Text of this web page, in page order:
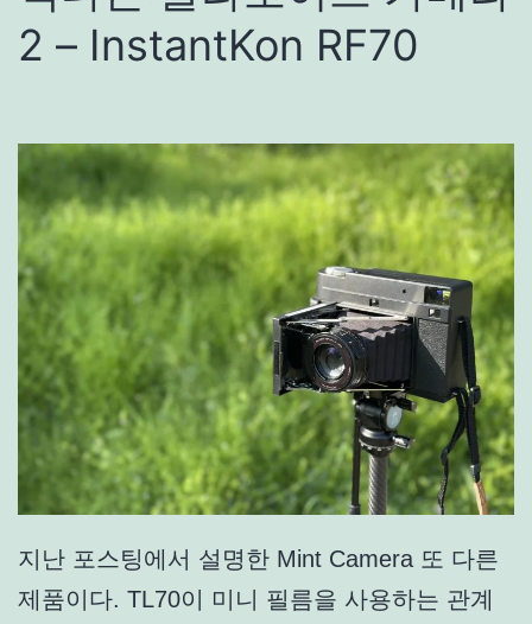
2 – InstantKon RF70
지난 포스팅에서 설명한 Mint Camera 또 다른
제품이다. TL70이 미니 필름을 사용하는 관계